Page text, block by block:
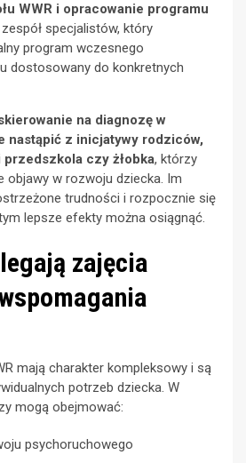
WWR i opracowanie programu
specjalistów, który
program wczesnego
dostosowany do konkretnych
na diagnozę w
nastąpić z inicjatywy rodziców,
czy żłobka, którzy
objawy w rozwoju dziecka. Im
trudności i rozpocznie się
lepsze efekty można osiągnąć.
zajęcia
mają charakter kompleksowy i są
potrzeb dziecka. W
mogą obejmować:
psychoruchowego